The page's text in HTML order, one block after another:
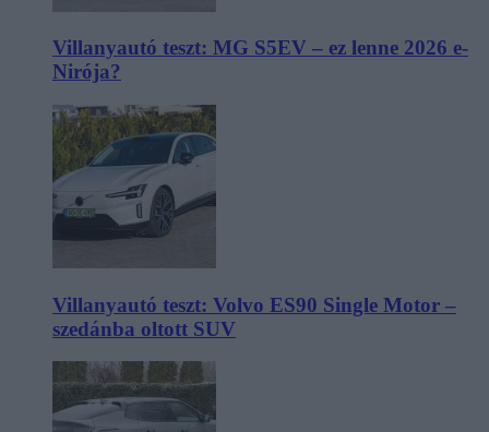
Villanyautó teszt: MG S5EV – ez lenne 2026 e-
Nirója?
Villanyautó teszt: Volvo ES90 Single Motor –
szedánba oltott SUV